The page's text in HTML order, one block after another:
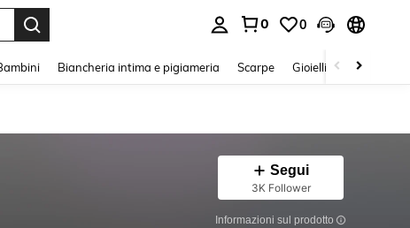
0 0
Biancheria intima e pigiameria Scarpe Gioielli E Accessori
Segui
3K Follower
Informazioni sul prodotto